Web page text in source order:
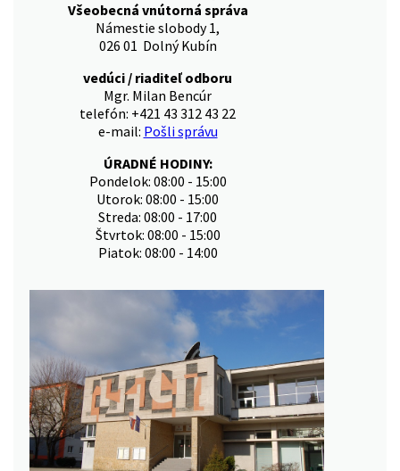
Všeobecná vnútorná správa
Námestie slobody 1,
026 01 Dolný Kubín
vedúci / riaditeľ odboru
Mgr. Milan Bencúr
telefón: +421 43 312 43 22
e-mail: Pošli správu
ÚRADNÉ HODINY:
Pondelok: 08:00 - 15:00
Utorok: 08:00 - 15:00
Streda: 08:00 - 17:00
Štvrtok: 08:00 - 15:00
Piatok: 08:00 - 14:00